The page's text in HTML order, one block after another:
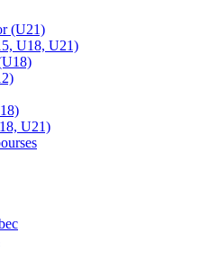
(U21)
U18, U21)
U21)